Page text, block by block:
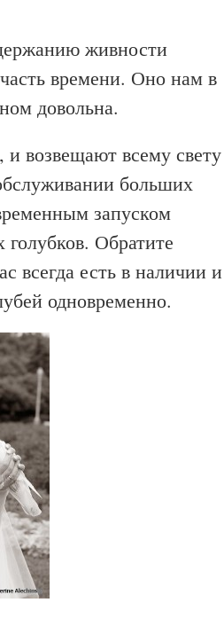
живности
времени. Оно нам в
довольна.
и возвещают всему свету
больших
запуском
Обратите
всегда есть в наличии и
одновременно.